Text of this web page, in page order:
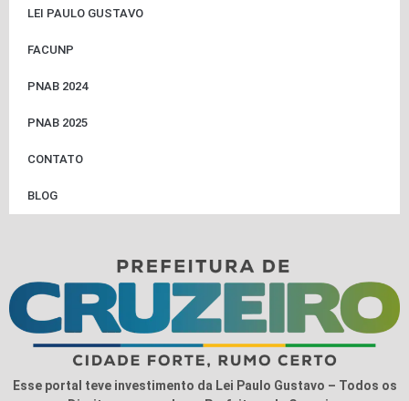
LEI PAULO GUSTAVO
FACUNP
PNAB 2024
PNAB 2025
CONTATO
BLOG
Esse portal teve investimento da Lei Paulo Gustavo – Todos os